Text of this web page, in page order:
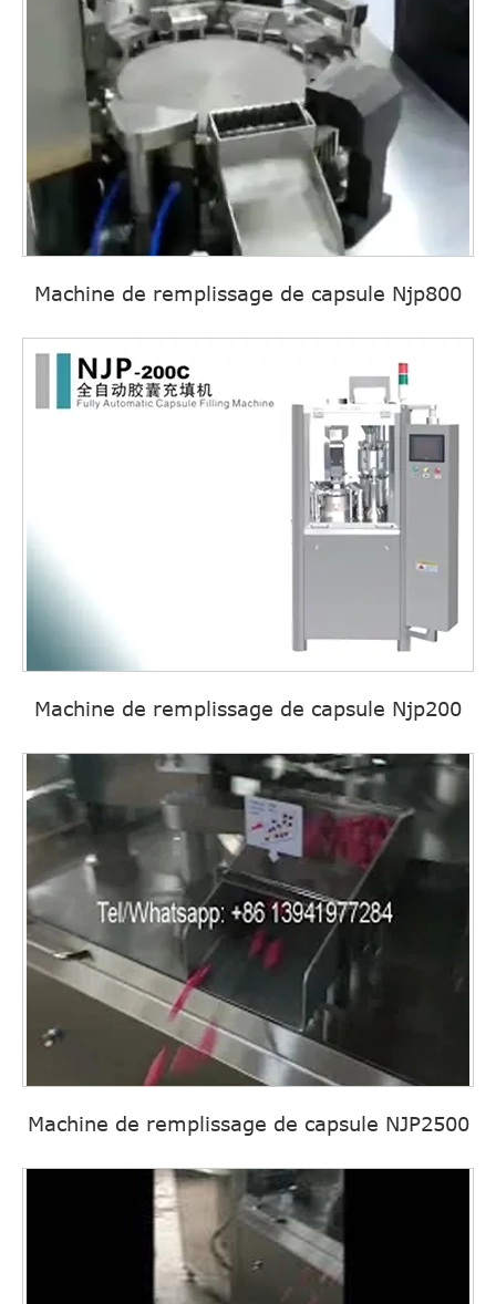
Machine de remplissage de capsule Njp800
Machine de remplissage de capsule Njp200
Machine de remplissage de capsule NJP2500